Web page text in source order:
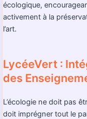
écologique,
activement à la
l’art.
LycéeVert :
des
L’écologie ne doit pas
doit imprégner tout le